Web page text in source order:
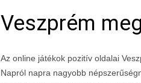
Veszprém
Az online játékok pozitív oldalai
Napról napra nagyobb